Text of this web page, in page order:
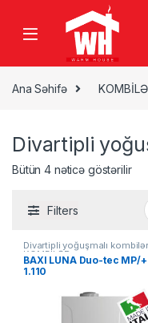
Skip to navigation
Ana Səhifə
Divartipli
Bütün 4 nəticə göstərilir
Filters
Divartipli yoğuşmalı kombilər
KOMBİLƏR
BAXI LUNA Duo-tec MP/+
1.110